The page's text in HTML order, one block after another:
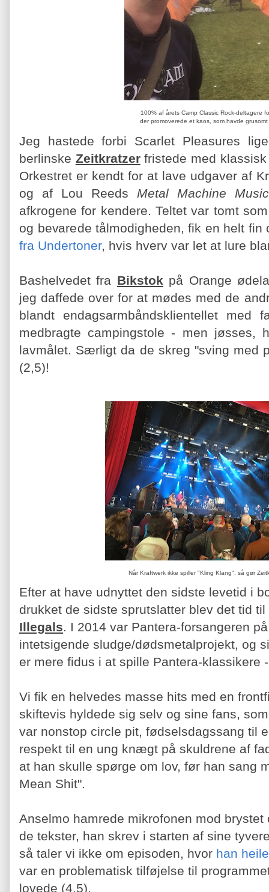
100% af årets Camp Classic Rock-deltagere
der promoverede et kaos, som havde
Jeg hastede forbi Scarlet Pleasures
berlinske Zeitkratzerfristede med
Orkestret er kendt for at lave udgaver af
og af Lou Reeds Metal Machine Music
afkrogene for kendere. Teltet var tomt
og bevarede tålmodigheden, fik en helt
fra Undertoner, hvis hverv var let at lure
Bashelvedet fra Bikstok på Orange
jeg daffede over for at mødes med de
blandt endagsarmbåndsklientellet med
medbragte campingstole - men jøsses,
lavmålet. Særligt da de skreg "sving med
(2,5)!
Når Kraftwerk ikke spiller "Kling Klang", så gør
Efter at have udnyttet den sidste levetid i
drukket de sidste sprutslatter blev det tid til
Illegals. I 2014 var Pantera-forsangeren
intetsigende sludge/dødsmetalprojekt, og
er mere fidus i at spille Pantera-klassikere
Vi fik en helvedes masse hits med en
skiftevis hyldede sig selv og sine fans,
var nonstop circle pit, fødselsdagssang til
respekt til en ung knægt på skuldrene af
at han skulle spørge om lov, før han sang
Mean Shit".
Anselmo hamrede mikrofonen mod
de tekster, han skrev i starten af sine
så taler vi ikke om episoden, hvor han
var en problematisk tilføjelse til
lovede (4,5).